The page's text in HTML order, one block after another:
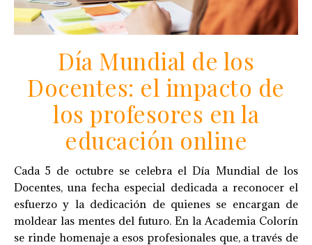
Día Mundial de los
Docentes: el impacto de
los profesores en la
educación online
Cada 5 de octubre se celebra el Día Mundial de los
Docentes, una fecha especial dedicada a reconocer el
esfuerzo y la dedicación de quienes se encargan de
moldear las mentes del futuro. En la Academia Colorín
se rinde homenaje a esos profesionales que, a través de